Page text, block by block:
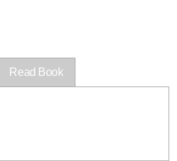
Read Book